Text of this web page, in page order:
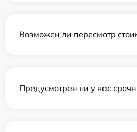
Возможен ли пересмотр
Предусмотрен ли у вас